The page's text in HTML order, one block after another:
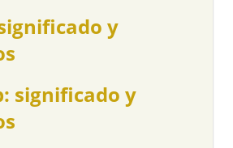
y
significado y